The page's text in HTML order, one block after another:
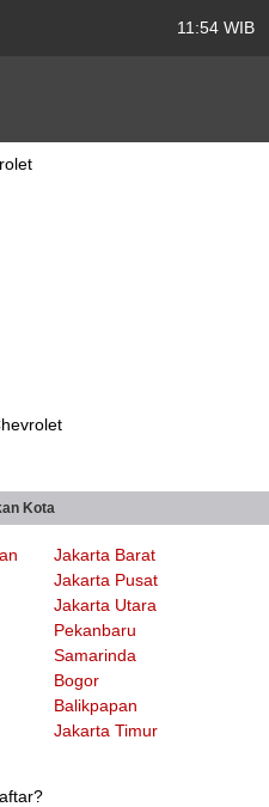
11:54 WIB
Kota
Jakarta Barat
Jakarta Pusat
Jakarta Utara
Pekanbaru
Samarinda
Bogor
Balikpapan
Jakarta Timur